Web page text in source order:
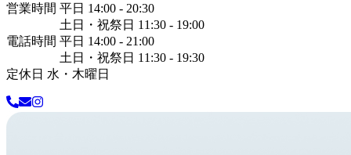
営業時間 平日 14:00 - 20:30
土日・祝祭日 11:30 - 19:00
電話時間 平日 14:00 - 21:00
土日・祝祭日 11:30 - 19:30
定休日 水・木曜日